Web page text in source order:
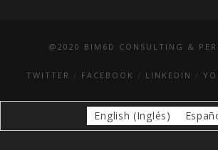
@2020 BIM6D CONSULTING &
TWITTER FACEBOOK LINKEDIN
English (Inglés)